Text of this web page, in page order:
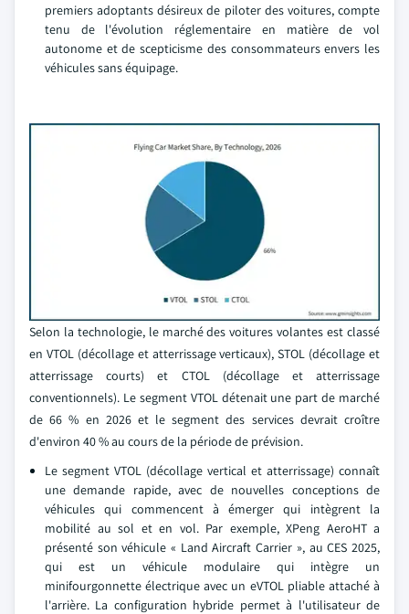
premiers adoptants désireux de piloter des voitures, compte
tenu de l'évolution réglementaire en matière de vol
autonome et de scepticisme des consommateurs envers les
véhicules sans équipage.
Selon la technologie, le marché des voitures volantes est classé
en VTOL (décollage et atterrissage verticaux), STOL (décollage et
atterrissage courts) et CTOL (décollage et atterrissage
conventionnels). Le segment VTOL détenait une part de marché
de 66 % en 2026 et le segment des services devrait croître
d'environ 40 % au cours de la période de prévision.
Le segment VTOL (décollage vertical et atterrissage) connaît
une demande rapide, avec de nouvelles conceptions de
véhicules qui commencent à émerger qui intègrent la
mobilité au sol et en vol. Par exemple, XPeng AeroHT a
présenté son véhicule « Land Aircraft Carrier », au CES 2025,
qui est un véhicule modulaire qui intègre un
minifourgonnette électrique avec un eVTOL pliable attaché à
l'arrière. La configuration hybride permet à l'utilisateur de